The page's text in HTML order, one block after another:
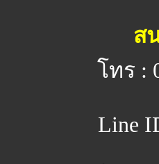
ส
โทร :
Line